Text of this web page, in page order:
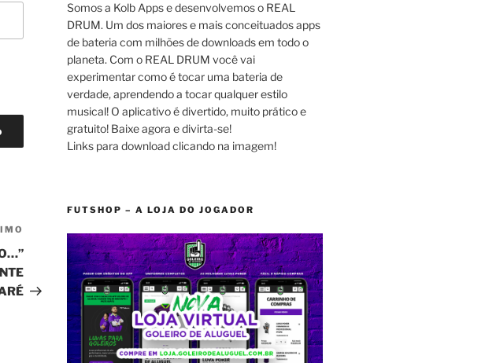
Próximo
post
Somos a Kolb Apps e desenvolvemos o REAL
DRUM. Um dos maiores e mais conceituados apps
de bateria com milhões de downloads em todo o
planeta. Com o REAL DRUM você vai
experimentar como é tocar uma bateria de
verdade, aprendendo a tocar qualquer estilo
musical! O aplicativo é divertido, muito prático e
gratuito! Baixe agora e divirta-se!
Links para download clicando na imagem!
FUTSHOP – A LOJA DO JOGADOR